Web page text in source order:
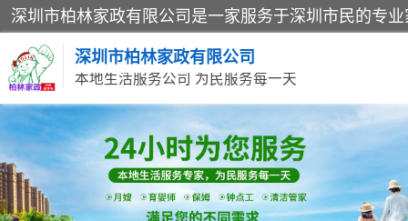
深圳市柏林家政有限公司
本地生活服务公司 为民服务每一天
家居保洁
家庭保姆